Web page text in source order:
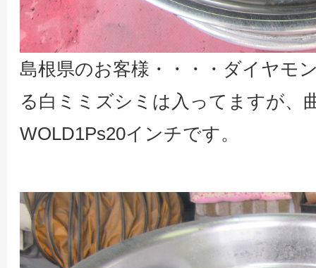
島根県のお客様・・・・ダイヤモ
る白ミミズシミは入ってますが、
WOLD1Ps20インチです。